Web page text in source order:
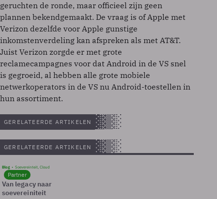
geruchten de ronde, maar officieel zijn geen
plannen bekendgemaakt. De vraag is of Apple met
Verizon dezelfde voor Apple gunstige
inkomstenverdeling kan afspreken als met AT&T.
Juist Verizon zorgde er met grote
reclamecampagnes voor dat Android in de VS snel
is gegroeid, al hebben alle grote mobiele
netwerkoperators in de VS nu Android-toestellen in
hun assortiment.
GERELATEERDE ARTIKELEN
GERELATEERDE ARTIKELEN
Blog Soevereinteit, Cloud
Partner
Van legacy naar
soevereiniteit